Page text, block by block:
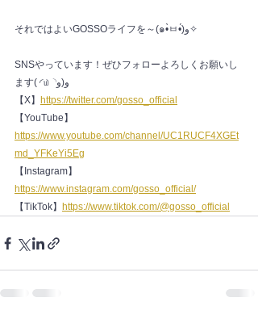
それではよいGOSSOライフを～(๑•̀ㅂ•́)و✧
SNSやっています！ぜひフォローよろしくお願いし
ます( ◜௰◝و(و
【X】
https://twitter.com/gosso_official
【YouTube】
https://www.youtube.com/channel/UC1RUCF4XGEt
md_YFKeYi5Eg
【Instagram】
https://www.instagram.com/gosso_official/
【TikTok】
https://www.tiktok.com/@gosso_official